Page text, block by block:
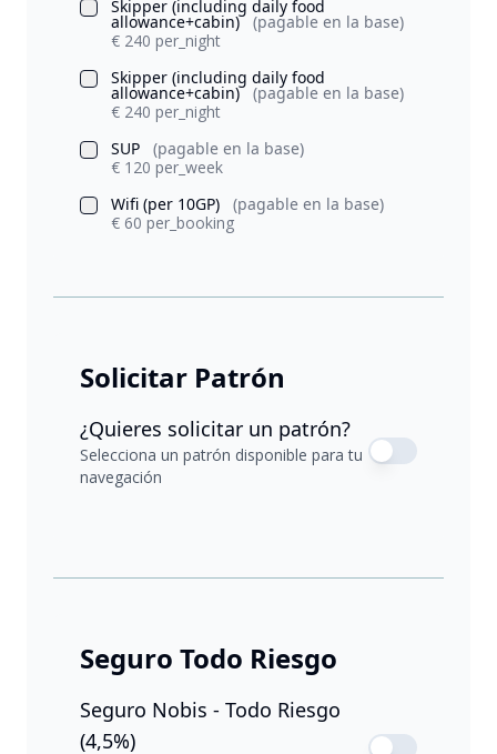
Skipper (including daily food
allowance+cabin) (pagable en la base)
€ 240 per_night
Skipper (including daily food
allowance+cabin) (pagable en la base)
€ 240 per_night
SUP
(pagable en la base)
€ 120 per_week
Wifi (per 10GP)
(pagable en la base)
€ 60 per_booking
Solicitar Patrón
¿Quieres solicitar un patrón?
Selecciona un patrón disponible para tu
navegación
Seguro Todo Riesgo
Seguro Nobis - Todo Riesgo
(4,5%)